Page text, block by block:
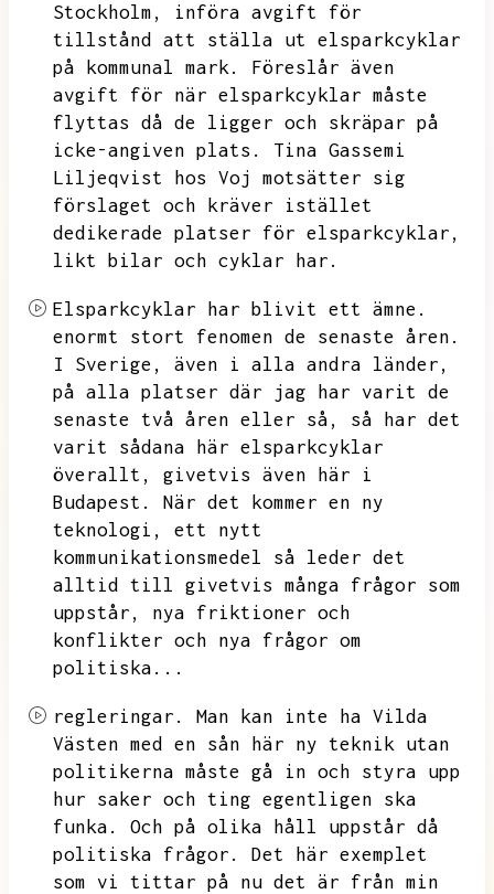
Stockholm,
införa avgift för
tillstånd att ställa ut elsparkcyklar
på kommunal mark.
Föreslår även
avgift för när elsparkcyklar måste
flyttas då de ligger och skräpar på
icke-angiven plats.
Tina Gassemi
Liljeqvist hos Voj motsätter sig
förslaget och kräver istället
dedikerade platser för elsparkcyklar,
likt bilar och cyklar har.
Elsparkcyklar har blivit ett ämne.
enormt stort fenomen de senaste åren.
I Sverige,
även i alla andra länder,
på alla platser där jag har varit de
senaste två åren eller så,
så har det
varit sådana här elsparkcyklar
överallt,
givetvis även här i
Budapest.
När det kommer en ny
teknologi,
ett nytt
kommunikationsmedel så leder det
alltid till givetvis många frågor som
uppstår,
nya friktioner och
konflikter och nya frågor om
politiska...
regleringar.
Man kan inte ha Vilda
Västen med en sån här ny teknik utan
politikerna måste gå in och styra upp
hur saker och ting egentligen ska
funka.
Och på olika håll uppstår då
politiska frågor.
Det här exemplet
som vi tittar på nu det är från min